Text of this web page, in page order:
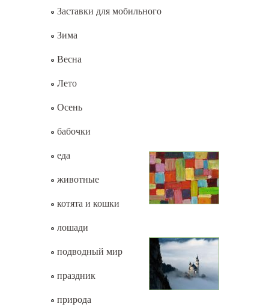
Заставки для мобильного
Зима
Весна
Лето
Осень
бабочки
еда
животные
котята и кошки
лошади
подводный мир
праздник
природа